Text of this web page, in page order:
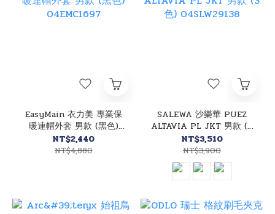
EasyMain 衣力美 專業保
暖連帽外套 男款 (黑色)
04EMC1697
NT$2,440
NT$4,880
SALEWA 沙樂華 PUEZ
ALTAVIA PL JKT 男款 (3
色) 04SLW29138
NT$3,510
NT$3,900